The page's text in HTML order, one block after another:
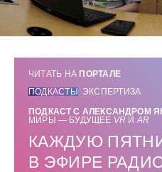
ЧИТАТЬ НА ПОРТАЛЕ
ПОДКАСТЫ
ЭКСПЕРТИЗА
ПОДКАСТ С АЛЕКСАНДРОМ
МИРЫ — БУДУЩЕЕ VR ИAR
КАЖДУЮ
В ЭФИРЕ